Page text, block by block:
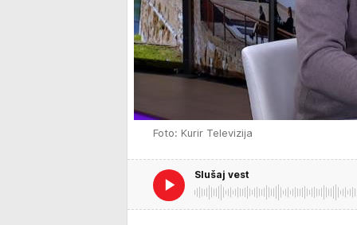
Foto: Kurir Televizija
Slušaj vest